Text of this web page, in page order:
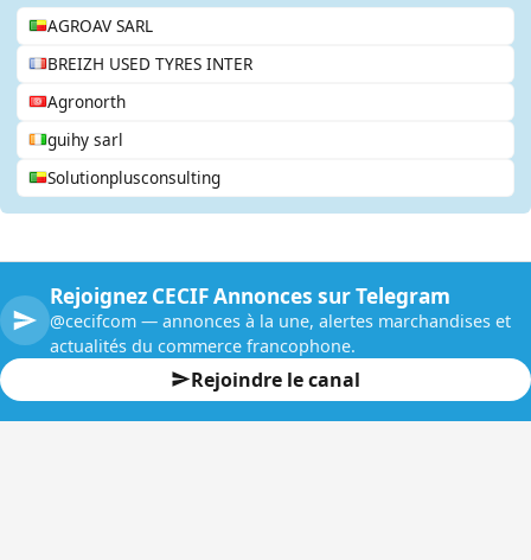
AGROAV SARL
BREIZH USED TYRES INTER
Agronorth
guihy sarl
Solutionplusconsulting
Rejoignez CECIF Annonces sur Telegram
@cecifcom — annonces à la une, alertes marchandises et
actualités du commerce francophone.
Rejoindre le canal